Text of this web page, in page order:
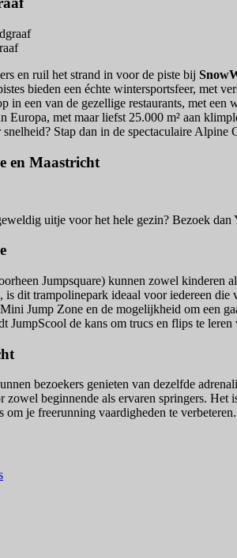
en ruil het strand in voor de piste bij
bieden een échte wintersportsfeer, met
in een van de gezellige restaurants, met
Europa, met maar liefst 25.000 m² aan
Stap dan in de spectaculaire
en Maastricht
uitje voor het hele gezin? Bezoek
Jumpsquare) kunnen zowel kinderen
is dit trampolinepark ideaal voor iedereen
Jump Zone en de mogelijkheid om een
JumpScool de kans om trucs en flips te leren
bezoekers genieten van dezelfde
zowel beginnende als ervaren springers.
om je freerunning vaardigheden te verbeteren.